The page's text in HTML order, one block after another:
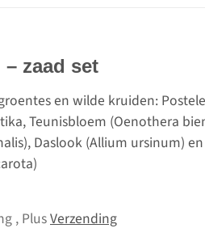
zaad set
en wilde kruiden:
Teunisbloem (Oenothera
Daslook (Allium ursinum)
, PlusVerzending